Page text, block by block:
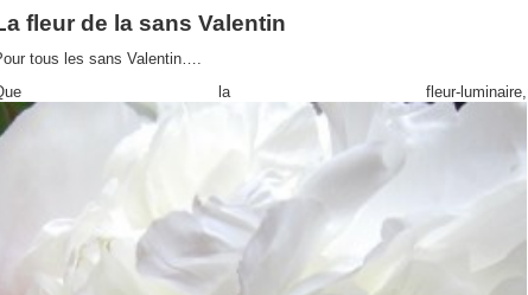
fleur de la sans Valentin
tous les sans Valentin….
la fleur-luminaire,